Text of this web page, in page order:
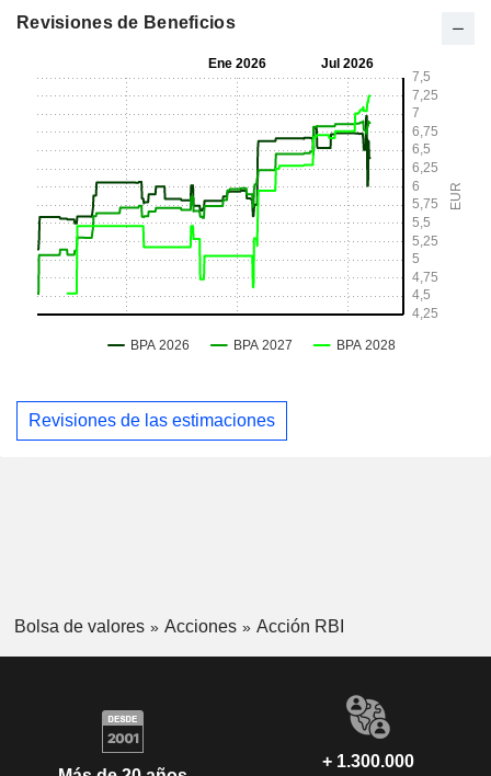
Revisiones de Beneficios
Revisiones de las estimaciones
Bolsa de valores Acciones Acción RBI
+ 1.300.000